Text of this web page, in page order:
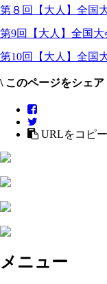
第８回【大人】全国
第9回【大人】全国
第10回【大人】全国
\ このページをシェア
URLをコピー
メニュー